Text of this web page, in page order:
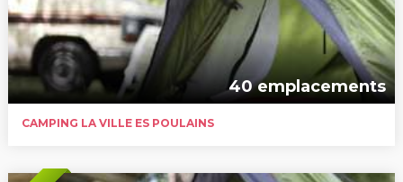
40 emplacements
CAMPING LA VILLE ES POULAINS